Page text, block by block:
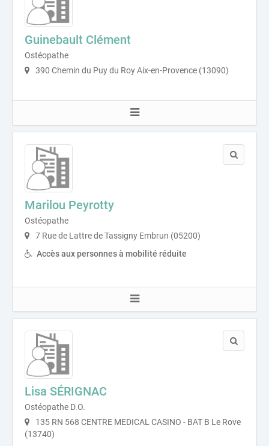
Guinebault Clément
Ostéopathe
390 Chemin du Puy du Roy Aix-en-Provence (13090)
Marilou Peyrotty
Ostéopathe
7 Rue de Lattre de Tassigny Embrun (05200)
Accès aux personnes à mobilité réduite
Lisa SÉRIGNAC
Ostéopathe D.O.
135 RN 568 CENTRE MEDICAL CASINO - BAT B Le Rove
(13740)